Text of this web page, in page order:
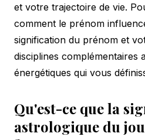
et votre trajectoire de vie.
comment le prénom
signification du prénom et
disciplines complémentaires
énergétiques qui vous
Qu'est-ce que la
astrologique du